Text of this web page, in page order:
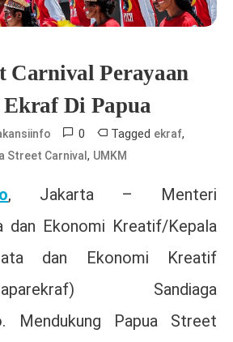
Carnival Perayaan
Di Papua
0 Tagged ekraf,
Street Carnival , UMKM
, Jakarta – Menteri
dan Ekonomi Kreatif/Kepala
dan Ekonomi Kreatif
Baparekraf) Sandiaga
Mendukung Papua Street